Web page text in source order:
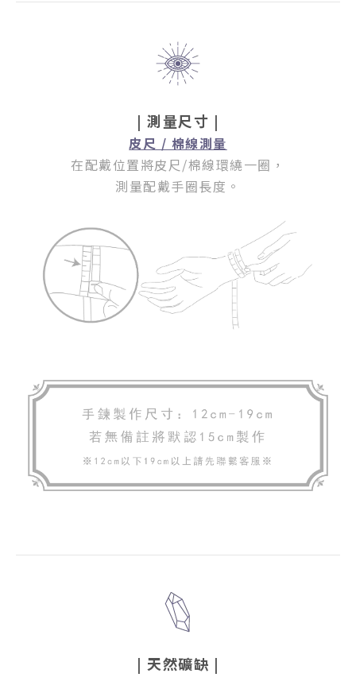
| 測量尺寸 |
皮尺 / 棉線測量
在配戴位置將皮尺/棉線環繞一圈 ，
測量配戴手圈長度。
| 天然礦缺 |